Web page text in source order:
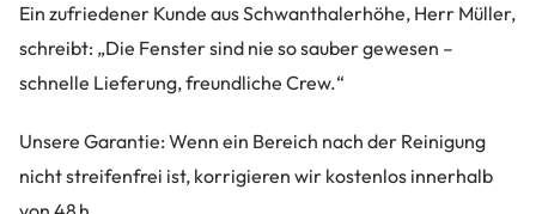
Ein zufriedener Kunde aus Schwanthalerhöhe, Herr Müller,
schreibt: „Die Fenster sind nie so sauber gewesen –
schnelle Lieferung, freundliche Crew.“
Unsere Garantie: Wenn ein Bereich nach der Reinigung
nicht streifenfrei ist, korrigieren wir kostenlos innerhalb